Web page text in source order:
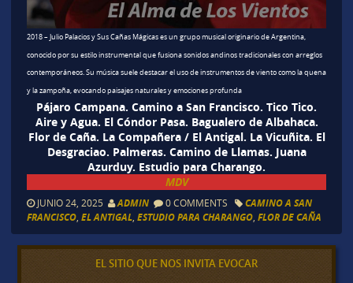
2018 – Julio Palacios y Sus Cañas Mágicas es un grupo musical originario deArgentina,
conocido por su estilo instrumental que fusiona sonidos andinos tradicionales con arreglos
contemporáneos. Su música suele destacar el uso de instrumentos de viento como la quena
y la zampoña, evocando paisajes naturales y emociones profunda
Pájaro Campana. Camino a San Francisco. Tico Tico.
Aire y Agua. El Cóndor Pasa. Bagualero de Albahaca.
Flor de Caña. La Compañera / El Antigal. La Vicuñita. El
Desgraciao. Palmeras. Camino de Llamas. Juana
Azurduy. Estudio para Charango.
MDV
JUNIO 24, 2025 ADMIN 0 COMMENTS
CAMINO A SAN
FRANCISCO, EL ANTIGAL, ESTUDIO PARA CHARANGO, FLOR DE CAÑA
EL SITIO QUE NOS INVITA EVOCAR